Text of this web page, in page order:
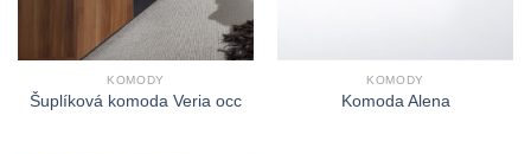
KOMODY
Šuplíková komoda Veria occ
KOMODY
Komoda Alena